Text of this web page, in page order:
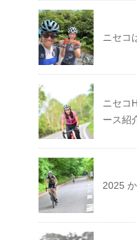
ニセコ
ニセコ
ース紹
2025